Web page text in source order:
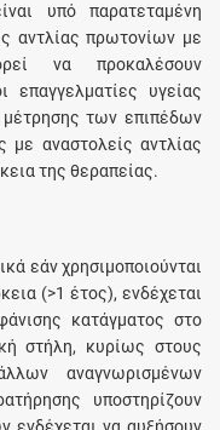
υπό παρατεταμένη
αντλίας πρωτονίων με
να προκαλέσουν
επαγγελματίες υγείας
μέτρησης των επιπέδων
με αναστολείς αντλίας
της θεραπείας.
εάν χρησιμοποιούνται
(>1 έτος), ενδέχεται
κατάγματος στο
στήλη, κυρίως στους
αναγνωρισμένων
υποστηρίζουν